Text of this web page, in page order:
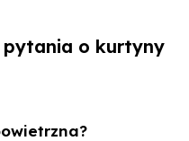
pytania o kurtyny